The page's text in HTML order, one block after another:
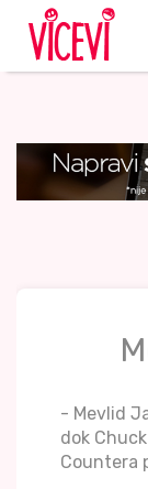
- Mevlid
dok
Countera